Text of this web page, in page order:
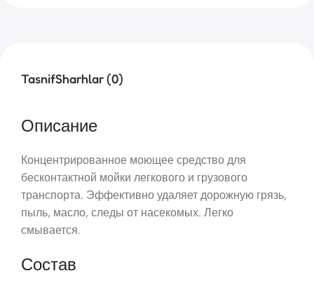
TasnifSharhlar (0)
Описание
Концентрированное моющее средство для
бесконтактной мойки легкового и грузового
транспорта. Эффективно удаляет дорожную грязь,
пыль, масло, следы от насекомых. Легко
смывается.
Состав